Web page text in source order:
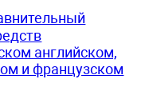
английском,
и французском